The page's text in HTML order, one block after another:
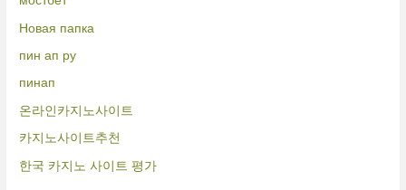
Новая папка
пин ап ру
пинап
온라인카지노사이트
카지노사이트추천
한국 카지노 사이트 평가